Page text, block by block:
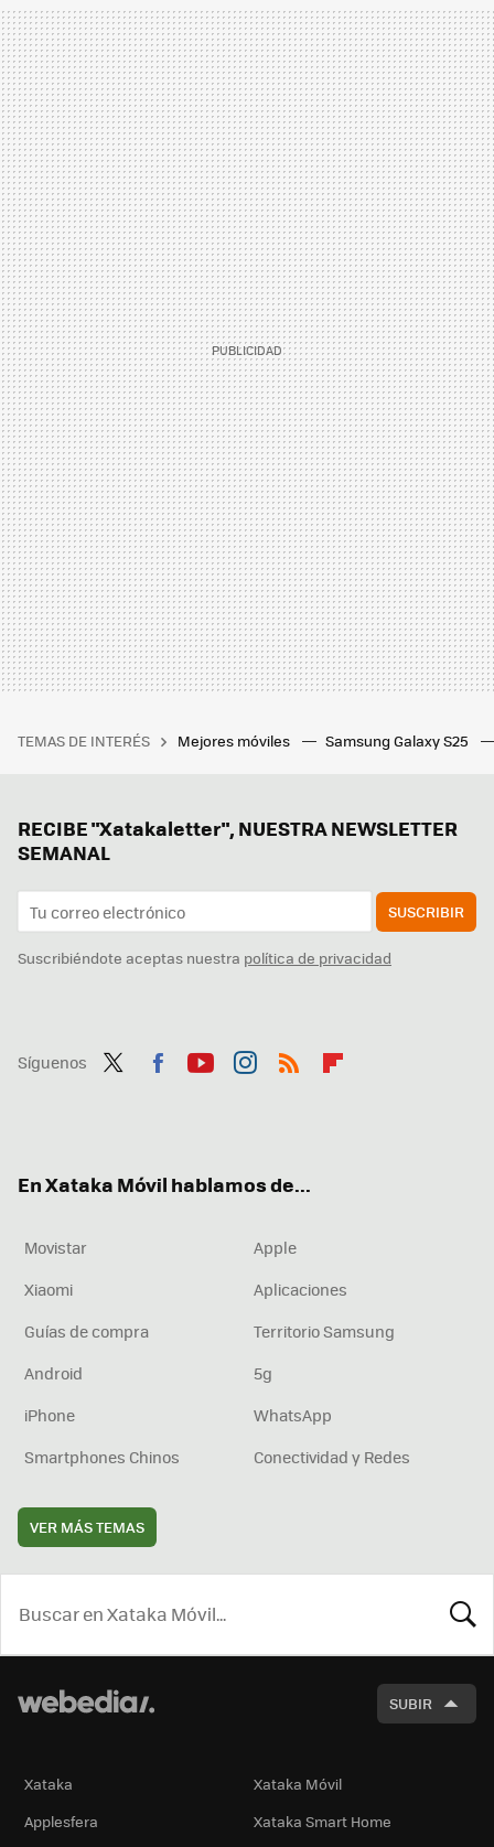
TEMAS DE INTERÉS Mejores móviles Samsung Galaxy S25
RECIBE "Xatakaletter", NUESTRA NEWSLETTER
SEMANAL
SUSCRIBIR
Suscribiéndote aceptas nuestra política de privacidad
Síguenos
En Xataka Móvil hablamos de...
Movistar
Apple
Xiaomi
Aplicaciones
Guías de compra
Territorio Samsung
Android
5g
iPhone
WhatsApp
Smartphones Chinos
Conectividad y Redes
VER MÁS TEMAS
SUBIR
Xataka
Xataka Móvil
Applesfera
Xataka Smart Home